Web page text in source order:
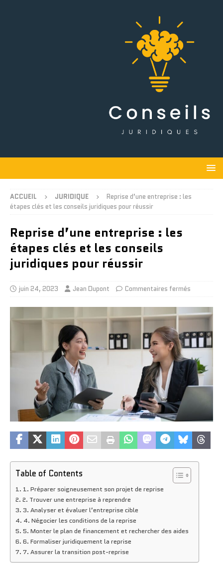
ACCUEIL JURIDIQUE
Reprise d’une entreprise : les
étapes clés et les conseils juridiques pour réussir
Reprise d’une entreprise : les
étapes clés et les conseils
juridiques pour réussir
juin 24, 2023 Jean Dupont Commentaires fermés
Table of Contents
1. Préparer soigneusement son projet de reprise
2. Trouver une entreprise à reprendre
3. Analyser et évaluer l’entreprise cible
4. Négocier les conditions de la reprise
5. Monter le plan de financement et rechercher des aides
6. Formaliser juridiquement la reprise
7. Assurer la transition post-reprise